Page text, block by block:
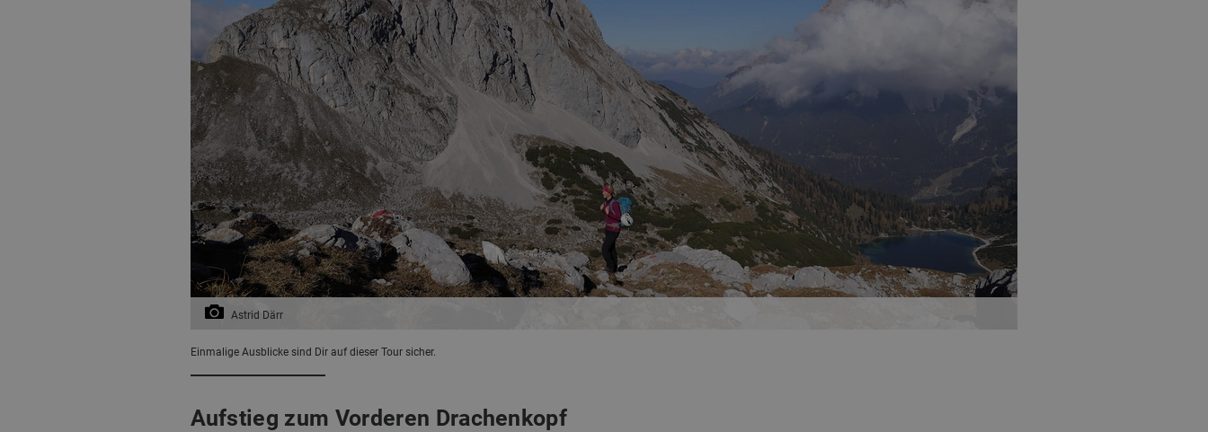
Astrid Därr
Einmalige Ausblicke sind Dir auf dieser Tour sicher.
Aufstieg zum Vorderen Drachenkopf